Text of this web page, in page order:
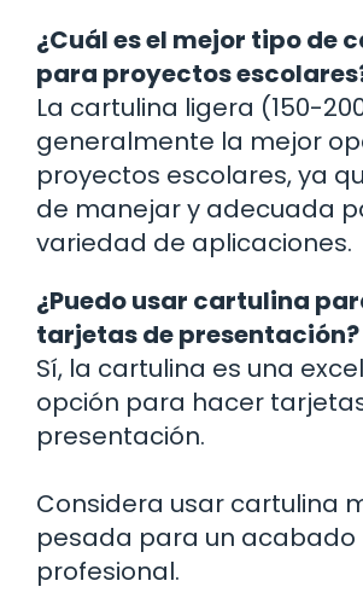
¿Cuál es el mejor tipo de
para proyectos
La cartulina ligera (150-
generalmente la mejor
proyectos escolares, ya
de manejar y adecuada
variedad de aplicaciones.
¿Puedo usar cartulina
tarjetas de presentación?
Sí, la cartulina es una
opción para hacer
presentación.
Considera usar cartulina
pesada para un acabado
profesional.